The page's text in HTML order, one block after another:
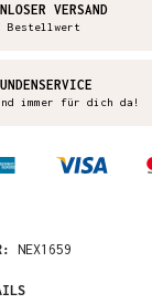
VERSAND
Bestellwert
immer für dich da!
NEX1659